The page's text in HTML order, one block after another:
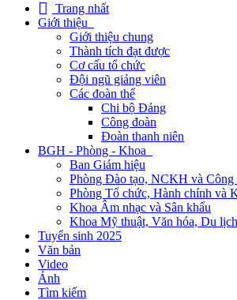
Trang nhất
Giới thiệu
Giới thiệu chung
Thành tích đạt được
Cơ cấu tổ chức
Đội ngũ giảng viên
Các đoàn thể
Chi bộ Đảng
Công đoàn
Đoàn thanh niên
BGH - Phòng - Khoa
Ban Giám hiệu
Phòng Đào tạo, NCKH và Công
Phòng Tổ chức, Hành chính và
Khoa Âm nhạc và Sân khấu
Khoa Mỹ thuật, Văn hóa, Du
Tuyển sinh 2025
Văn bản
Video
Ảnh
Tìm kiếm